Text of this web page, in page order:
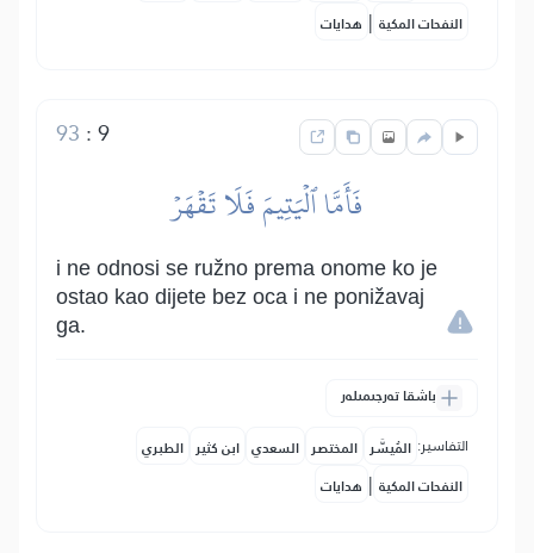
النفحات المكية | هدايات
9
:
93
فَأَمَّا ٱلۡيَتِيمَ فَلَا تَقۡهَرۡ
i ne odnosi se ružno prema onome ko je
ostao kao dijete bez oca i ne ponižavaj
ga.
باشقا تەرجىمىلەر
التفاسير: المُيسَّر المختصر السعدي ابن كثير الطبري
النفحات المكية | هدايات